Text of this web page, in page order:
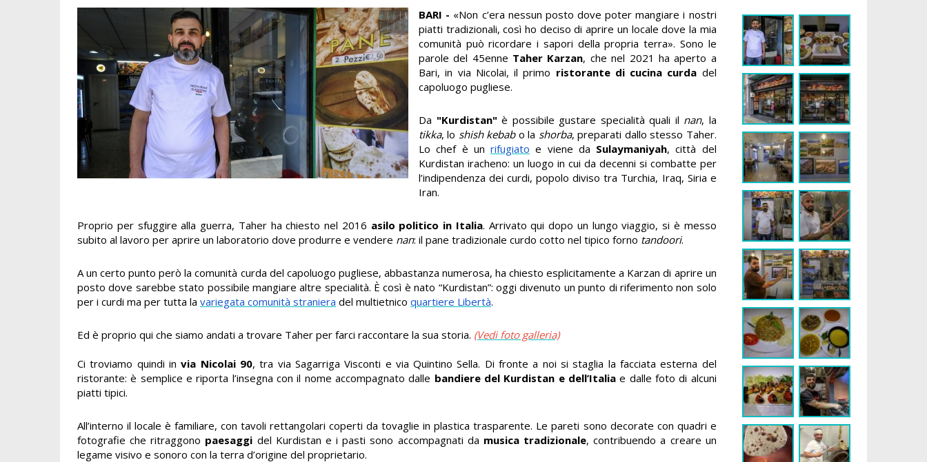
BARI - «Non c’era nessun posto dove poter mangiare i nostri
piatti tradizionali, così ho deciso di aprire un locale dove la mia
comunità può ricordare i sapori della propria terra». Sono le
parole del 45enne Taher Karzan, che nel 2021 ha aperto a
Bari, in via Nicolai, il primo ristorante di cucina curda del
capoluogo pugliese.
Da "Kurdistan"è possibile gustare specialità quali il nan, la
tikka, lo shish kebabo la shorba, preparati dallo stesso Taher.
Lo chef è unrifugiato e viene da Sulaymaniyah, città del
Kurdistan iracheno: un luogo in cui da decenni si combatte per
l’indipendenza dei curdi, popolo diviso tra Turchia, Iraq, Siria e
Iran.
Proprio per sfuggire alla guerra, Taher ha chiesto nel 2016 asilo politico in Italia. Arrivato qui dopo un lungo viaggio, si è messo
subito al lavoro per aprire un laboratorio dove produrre e vendere nan: il pane tradizionale curdo cotto nel tipico forno tandoori.
A un certo punto però la comunità curda del capoluogo pugliese, abbastanza numerosa, ha chiesto esplicitamente a Karzan di aprire un
posto dove sarebbe stato possibile mangiare altre specialità. È così è nato “Kurdistan”: oggi divenuto un punto di riferimento non solo
per i curdi ma per tutta la variegata comunità straniera del multietnico quartiere Libertà.
Ed è proprio qui che siamo andati a trovare Taher per farci raccontare la sua storia. (Vedi foto galleria)
Ci troviamo quindi invia Nicolai 90, tra via Sagarriga Visconti e via Quintino Sella. Di fronte a noi si staglia la facciata esterna del
ristorante: è semplice e riporta l’insegna con il nome accompagnato dalle bandiere del Kurdistan e dell’Italia e dalle foto di alcuni
piatti tipici.
All’interno il locale è familiare, con tavoli rettangolari coperti da tovaglie in plastica trasparente. Le pareti sono decorate con quadri e
fotografie che ritraggono paesaggi del Kurdistan e i pasti sono accompagnati da musica tradizionale, contribuendo a creare un
legame visivo e sonoro con la terra d’origine del proprietario.